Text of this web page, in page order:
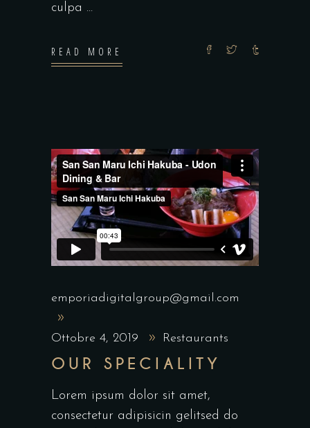
culpa
READ MORE
emporiadigitalgroup@gmail.com
Ottobre 4, 2019 Restaurants
OUR SPECIALITY
Lorem ipsum dolor sit amet,
consectetur adipisicin gelitsed do